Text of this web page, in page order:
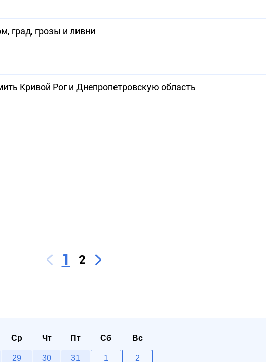
град, грозы и ливни
Кривой Рог и Днепропетровскую область
1 2
Ср Чт Пт Сб Вс
29 30 31 1
2